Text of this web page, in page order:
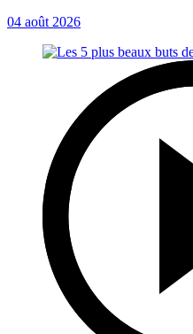
04 août 2026